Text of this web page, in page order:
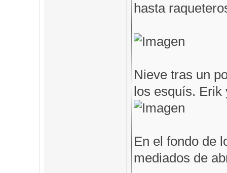
hasta
Nieve tras un
los esquís. Erik
En el fondo de
mediados de